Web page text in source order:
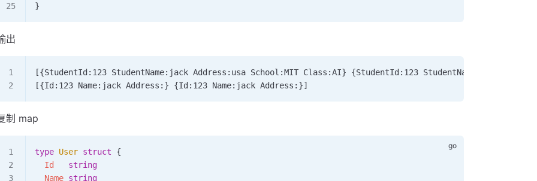
}
出
[{StudentId:123 StudentName:jack Address:usa School:MIT Class:AI} {StudentId:123 StudentName:jack
[{Id:123 Name:jack Address:} {Id:123 Name:jack Address:}]
制 map
type User struct {
  Id
   string
  Name
string